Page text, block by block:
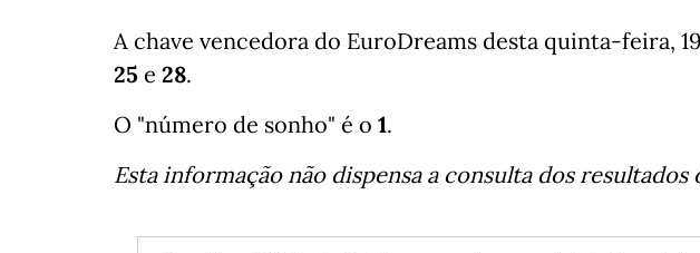
A chave vencedora do EuroDreams desta quinta-feira,
25 e 28.
O "número de sonho" é o 1.
Esta informação não dispensa a consulta dos resultados